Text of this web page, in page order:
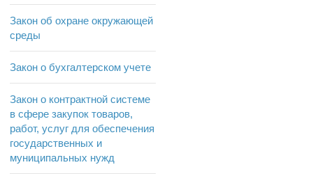
Закон об охране окружающей
среды
Закон о бухгалтерском учете
Закон о контрактной системе
в сфере закупок товаров,
работ, услуг для обеспечения
государственных и
муниципальных нужд